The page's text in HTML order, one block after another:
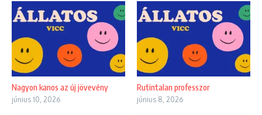
Nagyon kanos az új jövevény
június 10, 2026
Rutintalan professzor
június 8, 2026